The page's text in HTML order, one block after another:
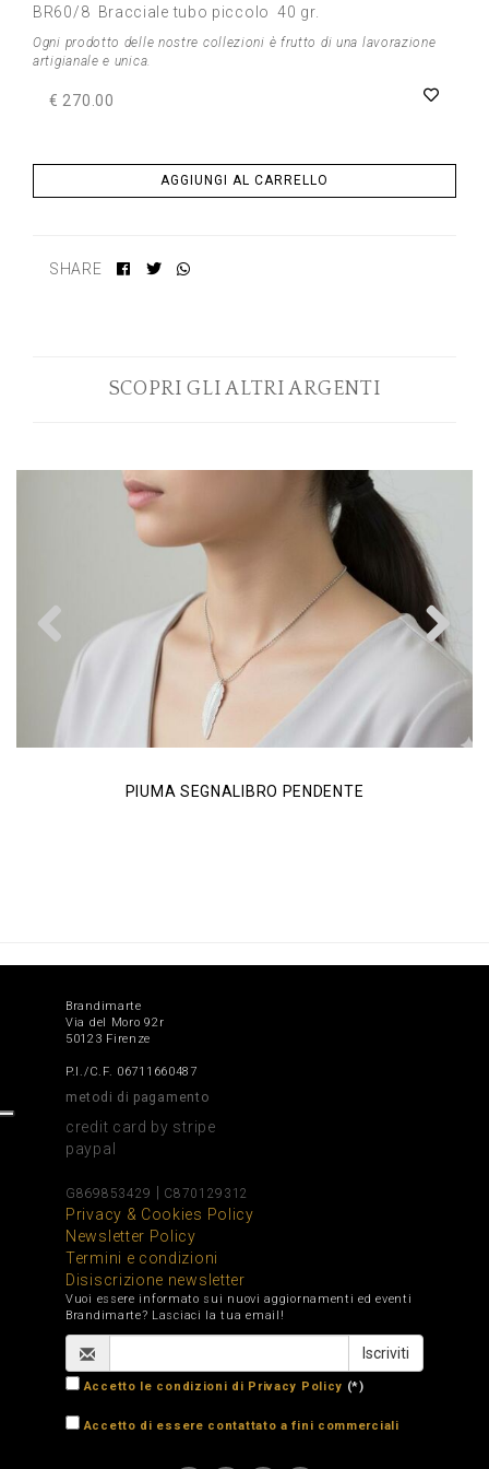
BR60/8 Bracciale tubo piccolo 40 gr.
Ogni prodotto delle nostre collezioni è frutto di una lavorazione
artigianale e unica.
€ 270.00
AGGIUNGI AL CARRELLO
SHARE
SCOPRI GLI ALTRI ARGENTI
PIUMA SEGNALIBRO PENDENTE
Previous
Brandimarte
Via del Moro 92r
50123 Firenze
P.I./C.F. 06711660487
metodi di pagamento
credit card by stripe
paypal
G869853429 C870129312
Privacy & Cookies Policy
Newsletter Policy
Termini e condizioni
Disiscrizione newsletter
Vuoi essere informato sui nuovi aggiornamenti ed eventi
Brandimarte? Lasciaci la tua email!
Accetto le condizioni di Privacy Policy (*)
Accetto di essere contattato a fini commerciali